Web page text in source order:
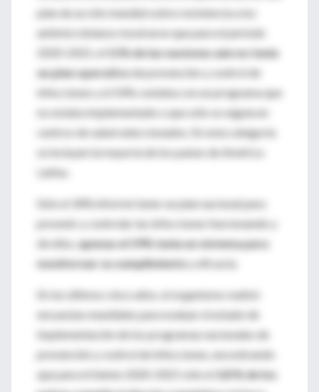
plan de acción mundial sobre resistencia a los
antimicrobianos mostraron que para el periodo
2020-2021, el
11% de las naciones aún no tenía
un plan operativode prevención y control de
infecciones y el 54% contaba con un programa que
no estaba implementado o que sólo se seguía en
centros de salud seleccionados. En esta categoría
se incluyen la mayoría de los países de América
Latina.
Sólo el 34% informó tener un plan nacional para
prevenir y controlar las infecciones funcionando y
de ellos,apenas el 19% tenía un sistema para
monitorear su cumplimientoy eficacia.
En los últimos cinco años, el organismo realizó
encuestas mundiales para evaluar el estado de
implementación de los programas nacionales de
prevención y control de infecciones, encontrando
que para el bienio 2020-2021 sólo el
3,8 % de los